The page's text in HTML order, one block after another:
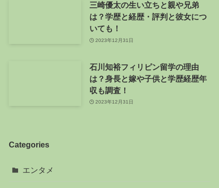
三崎優太の生い立ちと親や兄弟
は？学歴と経歴・評判と彼女につ
いても！
2023年12月31日
石川知裕フィリピン留学の理由
は？身長と嫁や子供と学歴経歴年
収も調査！
2023年12月31日
Categories
エンタメ